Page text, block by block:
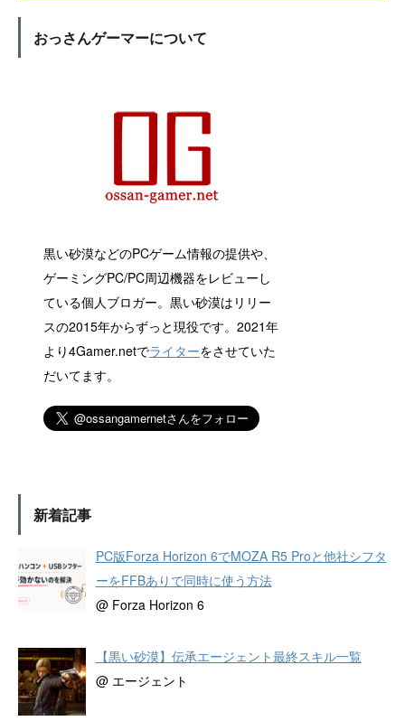
おっさんゲーマーについて
黒い砂漠などのPCゲーム情報の提供や、
ゲーミングPC/PC周辺機器をレビューし
ている個人ブロガー。黒い砂漠はリリー
スの2015年からずっと現役です。2021年
より4Gamer.netでライターをさせていた
だいてます。
新着記事
PC版Forza Horizon 6でMOZA R5 Proと他社シフタ
ーをFFBありで同時に使う方法
@ Forza Horizon 6
【黒い砂漠】伝承エージェント最終スキル一覧
@ エージェント